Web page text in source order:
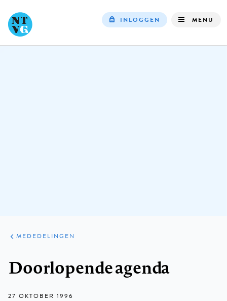
INLOGGEN MENU
ARTIKELEN
VARIA
MEDEDELINGEN
Doorlopende agenda
27 OKTOBER 1996